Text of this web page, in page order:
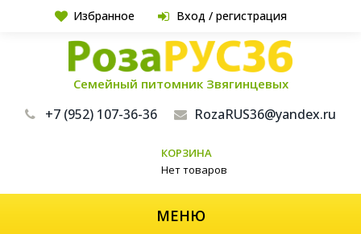
Избранное Вход / регистрация
Семейный питомник Звягинцевых
+7 (952) 107-36-36 RozaRUS36@yandex.ru
КОРЗИНА
Нет товаров
МЕНЮ